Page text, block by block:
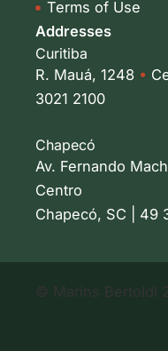
Terms of Use
Addresses
Curitiba
R. Mauá, 1248 •
3021 2100
Chapecó
Av. Fernando
Centro
Chapecó, SC | 49
© Marins Bertoldi